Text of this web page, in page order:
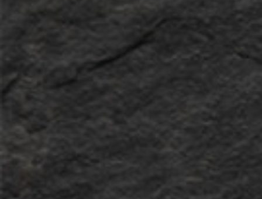
W&P Dynamic Growth
Der Fonds W&P Dynamic Growth CHF
Awards den 1. Rang in der Kategorie
Mixed Asset CHF über 3 Jahre erzielt.
Diese Auszeichnung ist ein Beleg und
eine besondere Anerkennung für
unsere konsequente